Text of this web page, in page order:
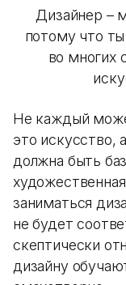
Дизайнер –
потому что
во многих
Не каждый
это искусство,
должна быть
заниматься
не будет
скептически
дизайну